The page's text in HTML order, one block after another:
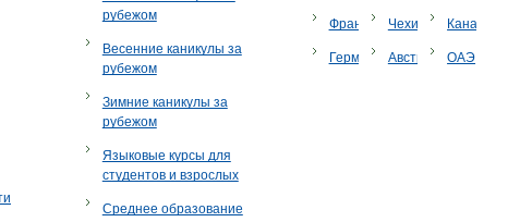
рубежом
Весенние каникулы за
рубежом
Зимние каникулы за
рубежом
Языковые курсы для
студентов и взрослых
Среднее образование
Франция
Германия
Чехия
Австрия
Канада
ОАЭ